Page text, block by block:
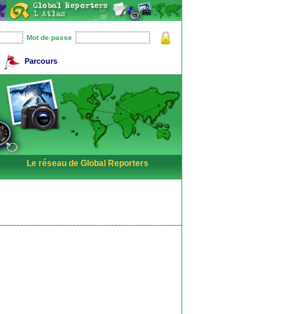
Mot de passe
Parcours
Le réseau de Global Reporters